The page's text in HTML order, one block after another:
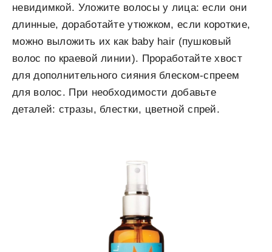
невидимкой. Уложите волосы у лица: если они
длинные, доработайте утюжком, если короткие,
можно выложить их как baby hair (пушковый
волос по краевой линии). Проработайте хвост
для дополнительного сияния блеском-спреем
для волос. При необходимости добавьте
деталей: стразы, блестки, цветной спрей.